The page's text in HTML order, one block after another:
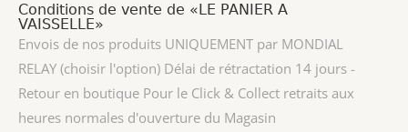
Conditions de vente de «LE PANIER A
VAISSELLE»
Envois de nos produits UNIQUEMENT par MONDIAL
RELAY (choisir l'option) Délai de rétractation 14 jours -
Retour en boutique Pour le Click & Collect retraits aux
heures normales d'ouverture du Magasin